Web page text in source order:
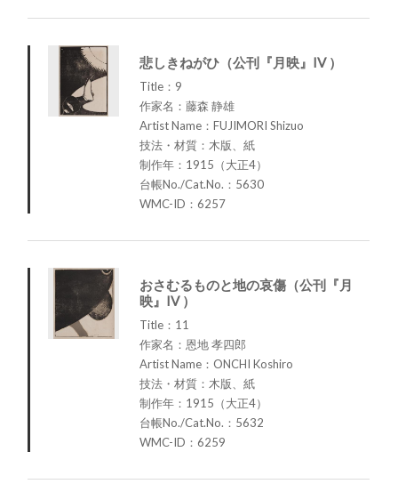
悲しきねがひ（公刊『月映』IV ）
Title：9
作家名：藤森 静雄
Artist Name：FUJIMORI Shizuo
技法・材質：木版、紙
制作年：1915（大正4）
台帳No./Cat.No.：5630
WMC-ID：6257
おさむるものと地の哀傷（公刊『月
映』IV ）
Title：11
作家名：恩地 孝四郎
Artist Name：ONCHI Koshiro
技法・材質：木版、紙
制作年：1915（大正4）
台帳No./Cat.No.：5632
WMC-ID：6259